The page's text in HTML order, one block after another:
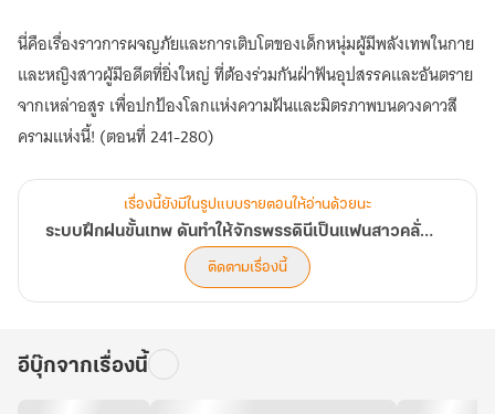
ซะ
งั้น
นี่คือเรื่องราวการผจญภัยและการเติบโตของเด็กหนุ่มผู้มีพลังเทพในกาย
และหญิงสาวผู้มีอดีตที่ยิ่งใหญ่ ที่ต้องร่วมกันฝ่าฟันอุปสรรคและอันตราย
จากเหล่าอสูร เพื่อปกป้องโลกแห่งความฝันและมิตรภาพบนดวงดาวสี
ครามแห่งนี้! (ตอนที่ 241-280)
เรื่องนี้ยังมีในรูปแบบรายตอนให้อ่านด้วยนะ
ระบบฝึกฝนขั้นเทพ ดันทำให้จักรพรรดินีเป็นแฟนสาวคลั่งรักซะงั้น
ติดตามเรื่องนี้
อีบุ๊กจากเรื่องนี้